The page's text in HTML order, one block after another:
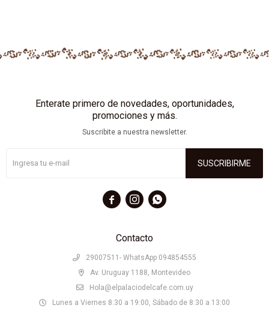
Contacto
29007511- WhatsApp 094854555
Av. Uruguay 1188, Montevideo
Hola@elpalaciodelcafe.com.uy
Lunes a Viernes 8:30 a 19:00, Sábado de 8:30 a 13:00
Enterate primero de novedades, oportunidades,
promociones y más.
Suscribite a nuestra newsletter.
SUSCRIBIRME
  